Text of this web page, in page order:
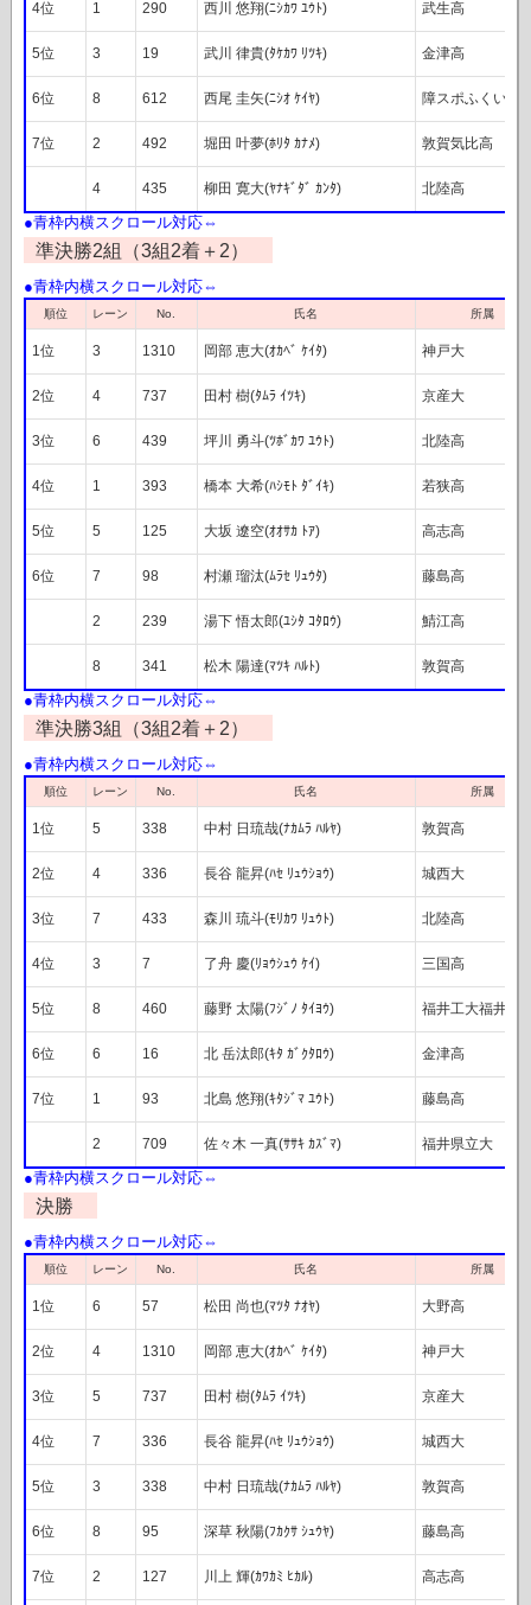
4位 1 290 西川 悠翔(ﾆｼｶﾜ ﾕｳﾄ) 武生高
5位 3 19 武川 律貴(ﾀｹｶﾜ ﾘﾂｷ) 金津高
6位 8 612 西尾 圭矢(ﾆｼｵ ｹｲﾔ) 障スポふくい
7位 2 492 堀田 叶夢(ﾎﾘﾀ ｶﾅﾒ) 敦賀気比高
4 435 柳田 寛大(ﾔﾅｷﾞﾀﾞ ｶﾝﾀ) 北陸高
準決勝2組（3組2着＋2）
順位 レーン No. 氏名 所属
1位 3 1310 岡部 恵大(ｵｶﾍﾞ ｹｲﾀ) 神戸大
2位 4 737 田村 樹(ﾀﾑﾗ ｲﾂｷ) 京産大
3位 6 439 坪川 勇斗(ﾂﾎﾞｶﾜ ﾕｳﾄ) 北陸高
4位 1 393 橋本 大希(ﾊｼﾓﾄ ﾀﾞｲｷ) 若狭高
5位 5 125 大坂 遼空(ｵｵｻｶ ﾄｱ) 高志高
6位 7 98 村瀬 瑠汰(ﾑﾗｾ ﾘｭｳﾀ) 藤島高
2 239 湯下 悟太郎(ﾕｼﾀ ｺﾀﾛｳ) 鯖江高
8 341 松木 陽達(ﾏﾂｷ ﾊﾙﾄ) 敦賀高
準決勝3組（3組2着＋2）
順位 レーン No. 氏名 所属
1位 5 338 中村 日琉哉(ﾅｶﾑﾗ ﾊﾙﾔ) 敦賀高
2位 4 336 長谷 龍昇(ﾊｾ ﾘｭｳｼｮｳ) 城西大
3位 7 433 森川 琉斗(ﾓﾘｶﾜ ﾘｭｳﾄ) 北陸高
4位 3 7 了舟 慶(ﾘｮｳｼｭｳ ｹｲ) 三国高
5位 8 460 藤野 太陽(ﾌｼﾞﾉ ﾀｲﾖｳ) 福井工大福井高
6位 6 16 北 岳汰郎(ｷﾀ ｶﾞｸﾀﾛｳ) 金津高
7位 1 93 北島 悠翔(ｷﾀｼﾞﾏ ﾕｳﾄ) 藤島高
2 709 佐々木 一真(ｻｻｷ ｶｽﾞﾏ) 福井県立大
決勝
順位 レーン No. 氏名 所属
1位 6 57 松田 尚也(ﾏﾂﾀ ﾅｵﾔ) 大野高
2位 4 1310 岡部 恵大(ｵｶﾍﾞ ｹｲﾀ) 神戸大
3位 5 737 田村 樹(ﾀﾑﾗ ｲﾂｷ) 京産大
4位 7 336 長谷 龍昇(ﾊｾ ﾘｭｳｼｮｳ) 城西大
5位 3 338 中村 日琉哉(ﾅｶﾑﾗ ﾊﾙﾔ) 敦賀高
6位 8 95 深草 秋陽(ﾌｶｸｻ ｼｭｳﾔ) 藤島高
7位 2 127 川上 輝(ｶﾜｶﾐ ﾋｶﾙ) 高志高